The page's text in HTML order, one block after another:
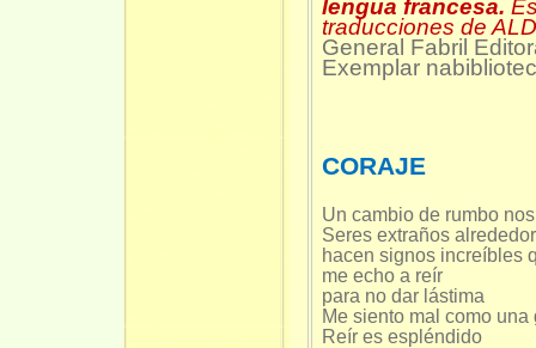
lengua francesa.
traducciones de
General Fabril
Exemplar na
CORAJE
Un cambio de rumbo
Seres extraños
hacen signos increíbles
me echo a reír
para no dar lástima
Me siento mal como
Reír es espléndido